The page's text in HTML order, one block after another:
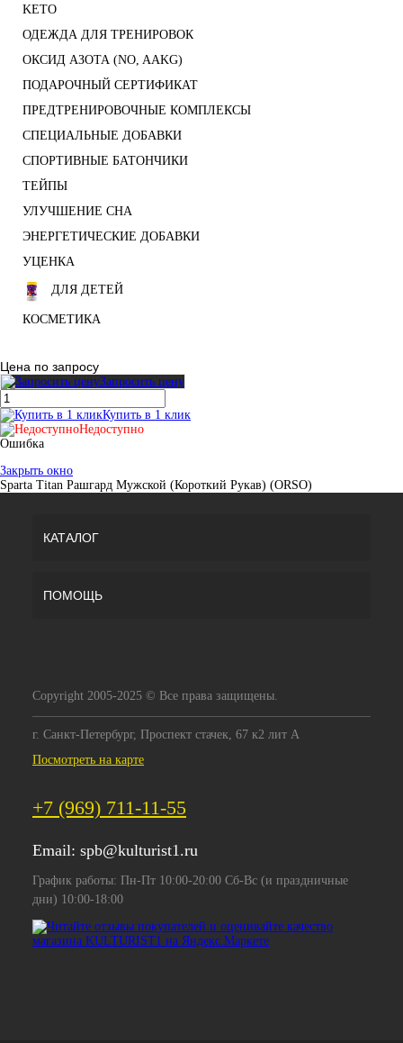
KETO
ОДЕЖДА ДЛЯ ТРЕНИРОВОК
ОКСИД АЗОТА (NO, AAKG)
ПОДАРОЧНЫЙ СЕРТИФИКАТ
ПРЕДТРЕНИРОВОЧНЫЕ КОМПЛЕКСЫ
СПЕЦИАЛЬНЫЕ ДОБАВКИ
СПОРТИВНЫЕ БАТОНЧИКИ
ТЕЙПЫ
УЛУЧШЕНИЕ СНА
ЭНЕРГЕТИЧЕСКИЕ ДОБАВКИ
УЦЕНКА
ДЛЯ ДЕТЕЙ
КОСМЕТИКА
Цена по запросу
Запросить цену
Купить в 1 клик
Недоступно
Ошибка
Закрыть окно
Sparta Titan Рашгард Мужской (Короткий Рукав) (ORSO)
КАТАЛОГ
ПОМОЩЬ
Copyright 2005-2025 © Все права защищены.
г. Санкт-Петербург, Проспект стачек, 67 к2 лит А
Посмотреть на карте
+7 (969) 711-11-55
Email: spb@kulturist1.ru
График работы: Пн-Пт 10:00-20:00 Сб-Вс (и праздничные
дни) 10:00-18:00